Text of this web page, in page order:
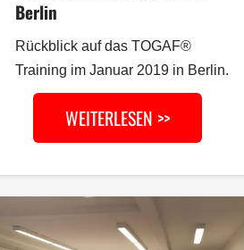
Berlin
Rückblick auf das TOGAF®
Training im Januar 2019 in Berlin.
WEITERLESEN >>